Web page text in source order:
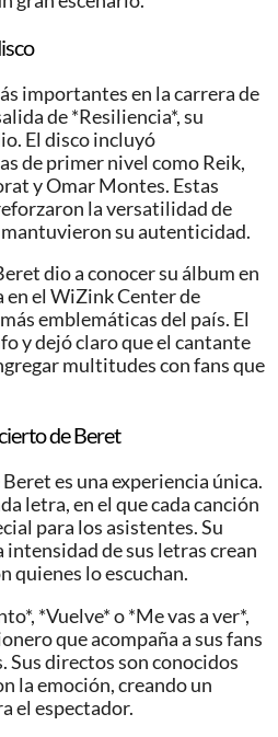
importantes en la carrera de
de *Resiliencia*, su
El disco incluyó
de primer nivel como Reik,
y Omar Montes. Estas
la versatilidad de
su autenticidad.
dio a conocer su álbum en
en el WiZink Center de
emblemáticas del país. El
y dejó claro que el cantante
multitudes con fans que
de Beret
es una experiencia única.
letra, en el que cada canción
para los asistentes. Su
de sus letras crean
quienes lo escuchan.
*Vuelve* o *Me vas a ver*,
que acompaña a sus fans
directos son conocidos
la emoción, creando un
el espectador.